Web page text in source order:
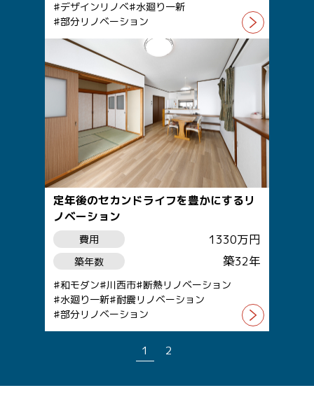
デザインリノベ 水廻り一新
部分リノベーション
定年後のセカンドライフを豊かにするリ
ノベーション
費用 1330万円
築年数 築32年
和モダン 川西市 断熱リノベーション
水廻り一新 耐震リノベーション
部分リノベーション
1 2